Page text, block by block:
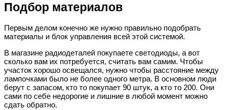
Подбор материалов
Первым делом конечно же нужно правильно подобрать
материалы и блок управления всей этой системой.
В магазине радиодеталей покупаете светодиоды, а вот
сколько вам их потребуется, считать вам самим. Чтобы
участок хорошо освещался, нужно чтобы расстояние между
лампочками было не более одного метра. В основном люди
берут с запасом, кто то покупает 90 штук, а кто то 200. Они
сами по себе недорогие и лишние в любой момент можно
сдать обратно.